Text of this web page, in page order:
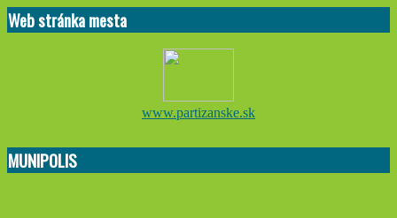
Web stránka mesta
www.partizanske.sk
MUNIPOLIS